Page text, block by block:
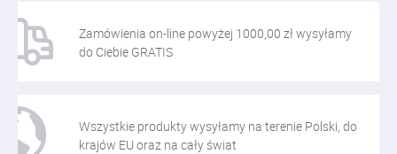
Zamówienia on-line powyżej 1000,00 zł wysyłamy
do Ciebie GRATIS
Wszystkie produkty wysyłamy na terenie Polski, do
krajów EU oraz na cały świat